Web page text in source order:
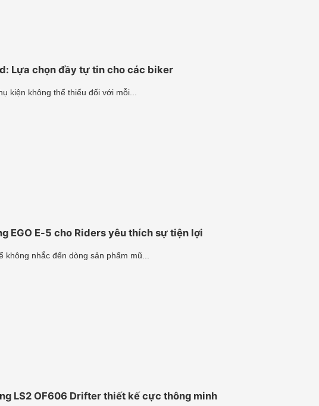
Lựa chọn đầy tự tin cho các biker
kiện không thể thiếu đối với mỗi...
EGO E-5 cho Riders yêu thích sự tiện lợi
không nhắc đến dòng sản phẩm mũ...
LS2 OF606 Drifter thiết kế cực thông minh